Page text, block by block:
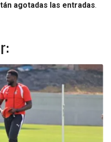
agotadas las entradas.